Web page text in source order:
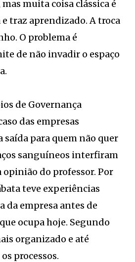
muita coisa clássica é
traz aprendizado. A troca
O problema é
de não invadir o espaço
de Governança
das empresas
saída para quem não quer
sanguíneos interfiram
opinião do professor. Por
teve experiências
da empresa antes de
ocupa hoje. Segundo
organizado e até
processos.